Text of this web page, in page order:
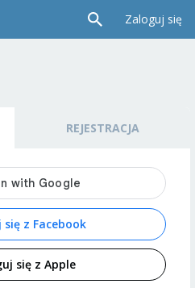
Zaloguj się
REJESTRACJA
się z Facebook
się z Apple